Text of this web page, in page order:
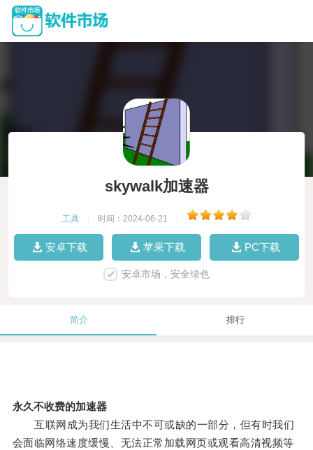
skywalk加速器
工具 时间：2024-06-21
安卓下载 苹果下载 PC下载
安卓市场，安全绿色
简介 排行
永久不收费的加速器
互联网成为我们生活中不可或缺的一部分，但有时我们
会面临网络速度缓慢、无法正常加载网页或观看高清视频等